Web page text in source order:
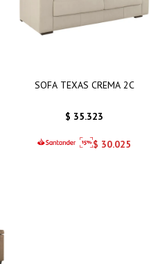
SOFA TEXAS CREMA 2C
$ 35.323
$ 30.025